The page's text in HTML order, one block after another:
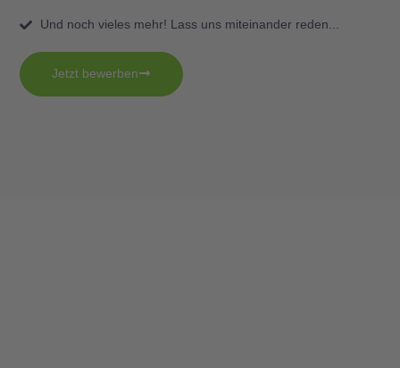
Und noch vieles mehr! Lass uns miteinander reden...​
Jetzt bewerben